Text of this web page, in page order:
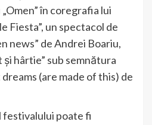
în coregrafia lui
Fiesta”, un spectacol de
news” de Andrei Boariu,
hârtie” sub semnătura
(are made of this) de
festivalului poate fi